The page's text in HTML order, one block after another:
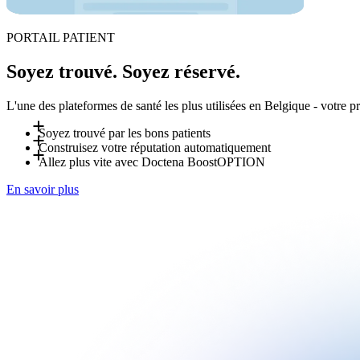
PORTAIL PATIENT
Soyez trouvé. Soyez réservé.
L'une des plateformes de santé les plus utilisées en Belgique - votre
Soyez trouvé par les bons patients
Les patients vous recherchent par spécialité, par lieu et par
Construisez votre réputation automatiquement
se renforce - sans effort supplémentaire de votre part.
Allez plus vite avec Doctena BoostOPTION
Doctena Boost est une option facultative gérée par l'équipe
En savoir plus